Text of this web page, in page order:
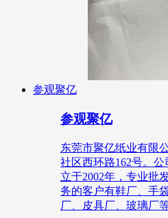
参观聚亿
参观聚亿
东莞市聚亿纸业有限
社区西环路162号。
立于2002年，专业批
务的客户有鞋厂、手
厂、皮具厂、玻璃厂等